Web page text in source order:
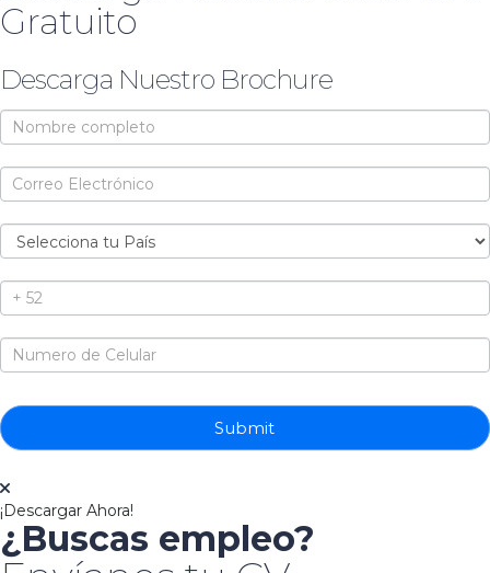
Gratuito
Descarga Nuestro Brochure
Brochure
Submit
¡Descargar Ahora!
¿Buscas empleo?